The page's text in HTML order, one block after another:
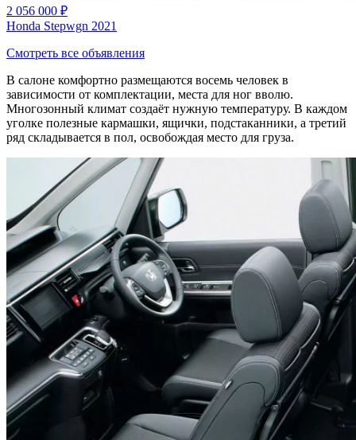
2 056 000 ₽
Honda Stepwgn 2021
Смотреть все объявления
В салоне комфортно размещаются восемь человек в
зависимости от комплектации, места для ног вволю.
Многозонный климат создаёт нужную температуру. В каждом
уголке полезные кармашки, ящички, подстаканники, а третий
ряд складывается в пол, освобождая место для груза.